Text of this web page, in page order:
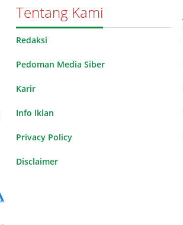
Tentang Kami
Redaksi
Pedoman Media Siber
Karir
Info Iklan
Privacy Policy
Disclaimer